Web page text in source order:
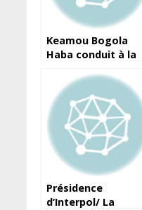
Keamou Bogola
Haba conduit à la
Conakry
Présidence
d’Interpol/ La